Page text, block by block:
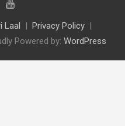
Laal
Privacy Policy
Powered by: WordPress